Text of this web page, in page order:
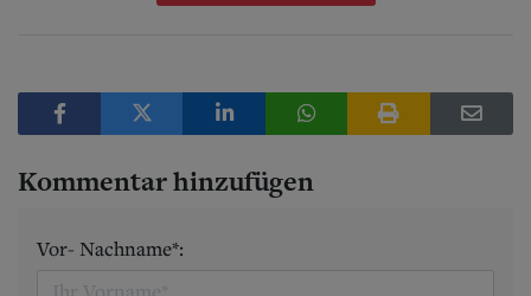
Kommentar hinzufügen
Vor- Nachname*: